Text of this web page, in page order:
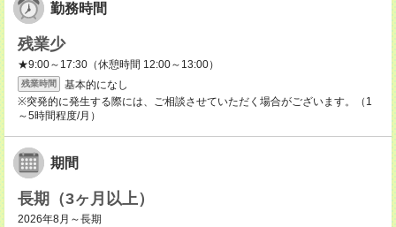
勤務時間
残業少
★9:00～17:30（休憩時間 12:00～13:00）
残業時間
基本的になし
※突発的に発生する際には、ご相談させていただく場合がございます。（1
～5時間程度/月）
期間
長期（3ヶ月以上）
2026年8月～長期